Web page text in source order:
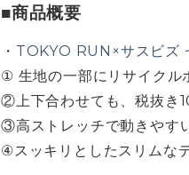
■商品概要
・ TOKYO RUN×サスビズ
① 生地の一部にリサイク
②上下合わせても、税抜き
③高ストレッチで動きやす
④スッキリとしたスリムな